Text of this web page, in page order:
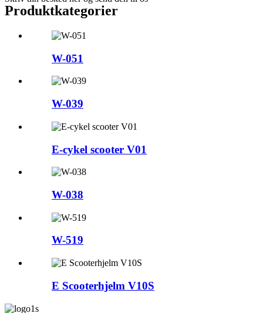
Produktkategorier
W-051
W-039
E-cykel scooter V01
W-038
W-519
E Scooterhjelm V10S